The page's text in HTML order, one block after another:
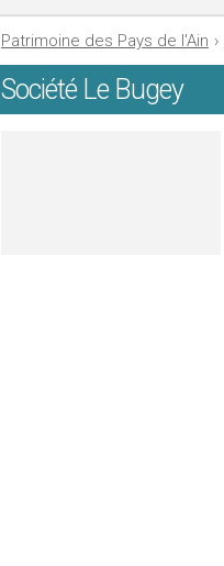
Patrimoine des Pays de l'Ain ›
Société Le Bugey